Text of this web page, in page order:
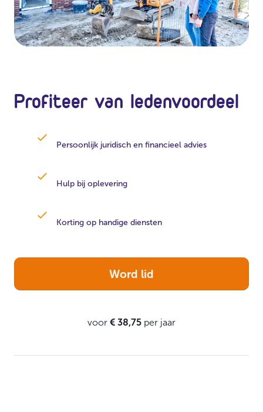
Profiteer van ledenvoordeel
Persoonlijk juridisch en financieel advies
Hulp bij oplevering
Korting op handige diensten
Word lid
voor € 38,75 per jaar